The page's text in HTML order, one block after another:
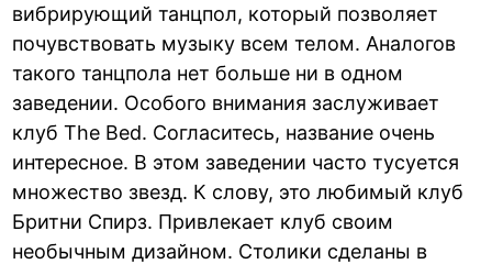
вибрирующий танцпол, который позволяет
почувствовать музыку всем телом. Аналогов
такого танцпола нет больше ни в одном
заведении. Особого внимания заслуживает
клуб The Bed. Согласитесь, название очень
интересное. В этом заведении часто тусуется
множество звезд. К слову, это любимый клуб
Бритни Спирз. Привлекает клуб своим
необычным дизайном. Столики сделаны в